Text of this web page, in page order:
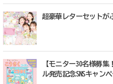
超豪華レターセットが
【モニター30名様募
ル発売記念SNSキャ